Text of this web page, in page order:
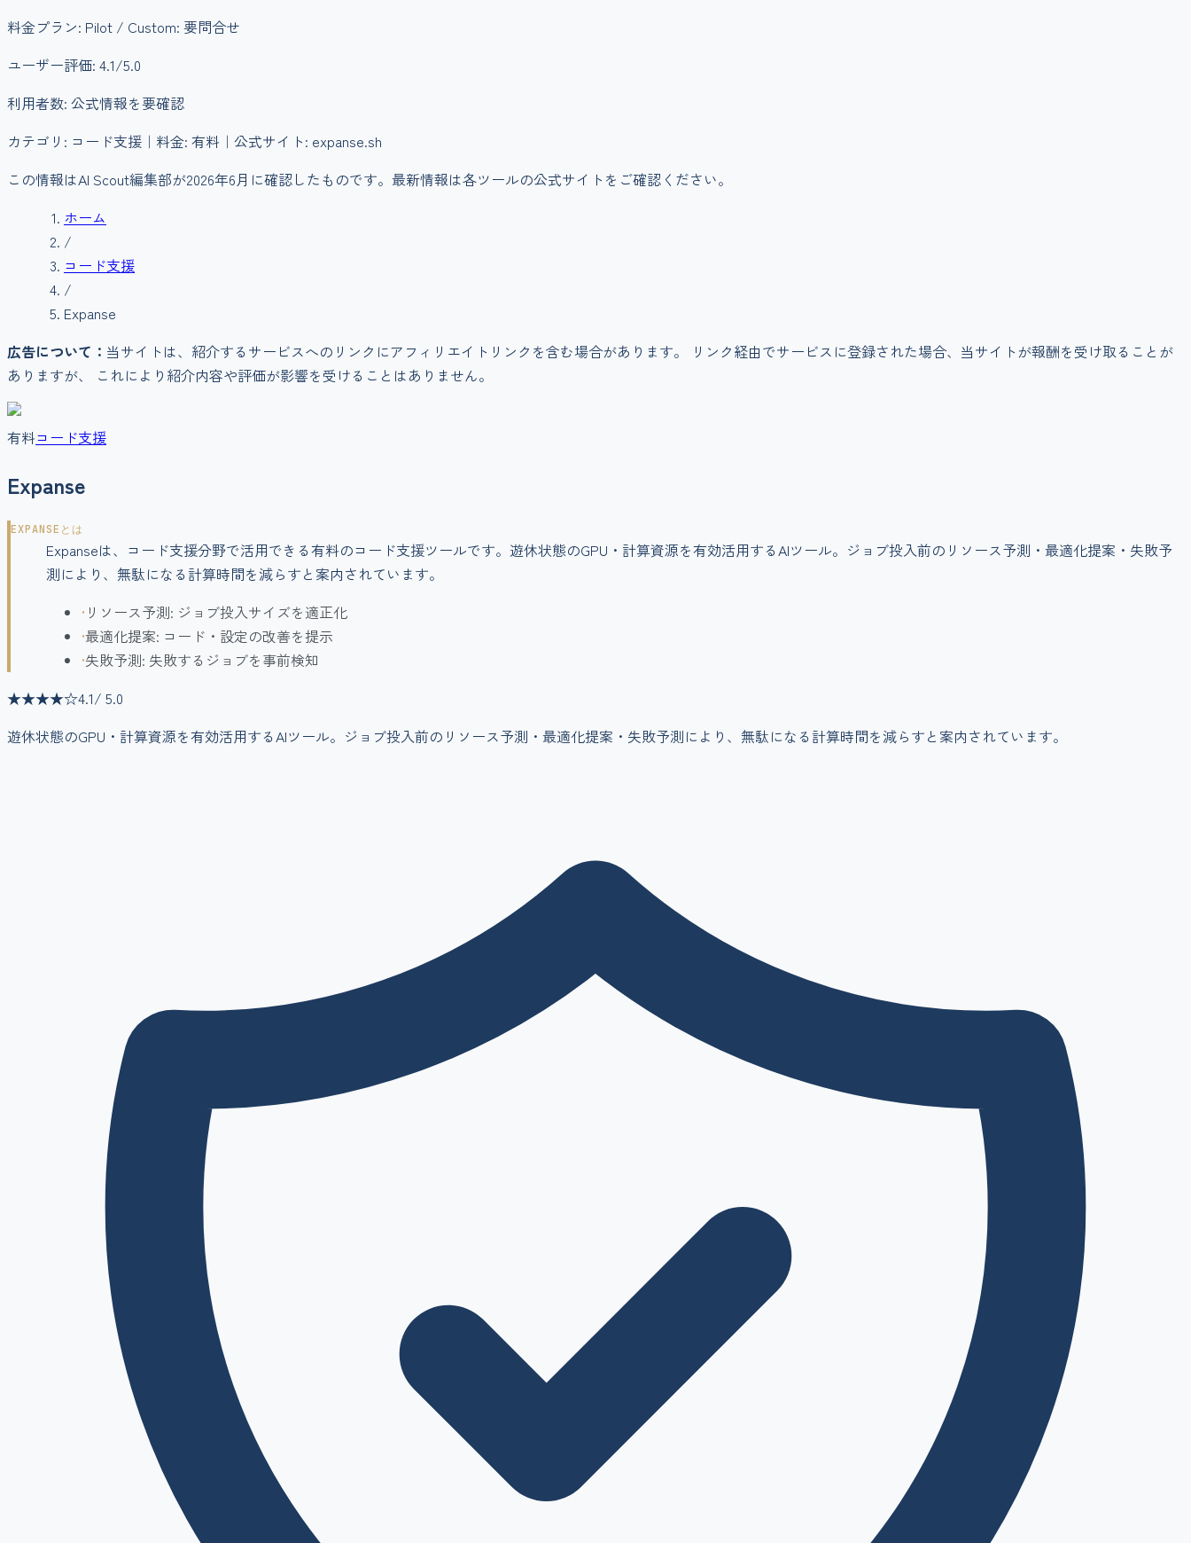
料金プラン: Pilot / Custom: 要問合せ
ユーザー評価: 4.1/5.0
利用者数: 公式情報を要確認
カテゴリ: コード支援 ｜料金: 有料 ｜公式サイト: expanse.sh
この情報はAI Scout編集部が2026年6月 に確認したものです。最新情報は各ツールの公式サイトをご確認ください。
ホーム
/
コード支援
/
Expanse
広告について： 当サイトは、紹介するサービスへのリンクにアフィリエイトリンクを含む場合があります。 リンク経由でサービスに登録された場合、当サイトが報酬を受け取ることが
ありますが、 これにより紹介内容や評価が影響を受けることはありません。
有料コード支援
Expanse
EXPANSE とは
Expanseは、コード支援分野で活用できる有料のコード支援ツールです。遊休状態のGPU・計算資源を有効活用するAIツール。ジョブ投入前のリソース予測・最適化提案・失敗予
測により、無駄になる計算時間を減らすと案内されています。
• リソース予測: ジョブ投入サイズを適正化
•最適化提案: コード・設定の改善を提示
•失敗予測: 失敗するジョブを事前検知
★★★★☆4.1/ 5.0
遊休状態のGPU・計算資源を有効活用するAIツール。ジョブ投入前のリソース予測・最適化提案・失敗予測により、無駄になる計算時間を減らすと案内されています。